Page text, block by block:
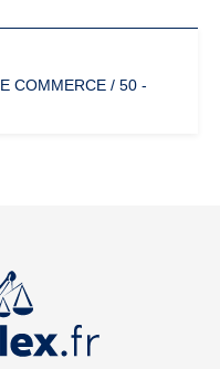
COMMERCE / 50 -